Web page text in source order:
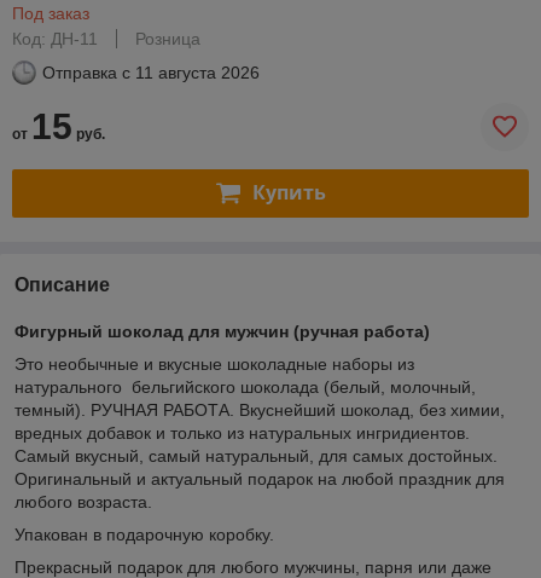
Под заказ
Код: ДН-11
Розница
Отправка с 11 августа 2026
от 15 руб.
Купить
Описание
Фигурный шоколад для мужчин (ручная работа)
Это необычные и вкусные шоколадные наборы из
натурального бельгийского шоколада (белый, молочный,
темный). РУЧНАЯ РАБОТА. Вкуснейший шоколад, без химии,
вредных добавок и только из натуральных ингридиентов.
Самый вкусный, самый натуральный, для самых достойных.
Оригинальный и актуальный подарок на любой праздник для
любого возраста.
Упакован в подарочную коробку.
Прекрасный подарок для любого мужчины, парня или даже